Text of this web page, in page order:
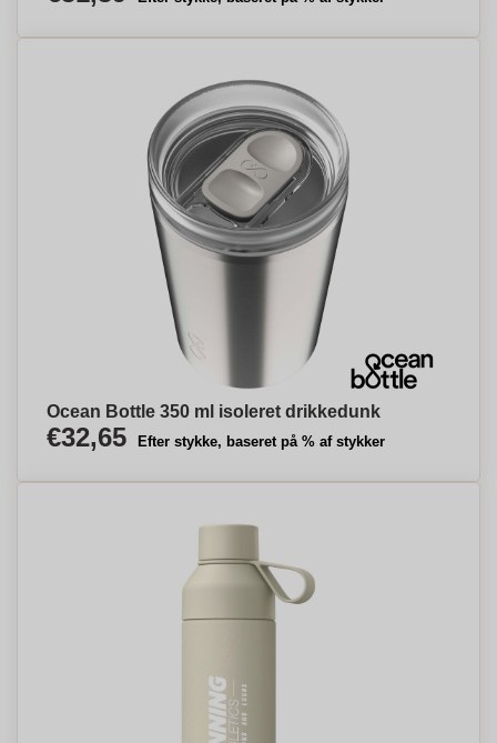
Ocean Bottle 350 ml isoleret drikkedunk
€32,65 Efter stykke, baseret på % af stykker